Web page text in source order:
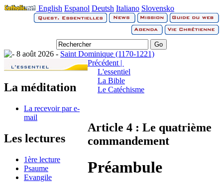
English Espanol Deutsh Italiano Slovensko
8 août 2026 - Saint Dominique (1170-1221)
La méditation
La recevoir par e-
mail
Les lectures
1ère lecture
Psaume
Evangile
Précédent |
L'essentiel
La Bible
Le Catéchisme
Article 4 : Le quatrième
commandement
Préambule